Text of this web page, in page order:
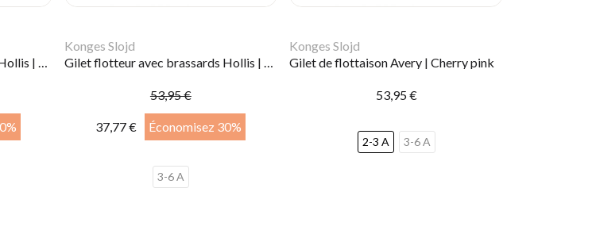
Gilet flotteur avec brassards Hollis | Rock my boat
Konges Slojd
Gilet flotteur avec brassards Hollis | Cherry pink
53,95 €
37,77 € Économisez 30%
3-6 A
Konges Slojd
Gilet de flottaison Avery | Cherry pink
53,95 €
2-3 A 3-6 A